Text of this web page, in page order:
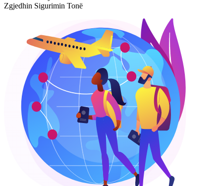
Zgjedhin Sigurimin Tonë